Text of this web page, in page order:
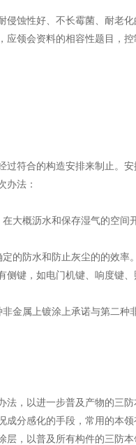
蚀性好、不长霉菌、耐老
领会资料的相容性题目，
符合的构造安排来制止。
办法：
大概沥水和保存湿气的空间
的防水和防止灰尘的的效
键，如电门机键、响度键
金属上镀涂上承诺与第二
，以进一步普及产物的
分感化的手段，常用的本
，以普及所有构件的三防